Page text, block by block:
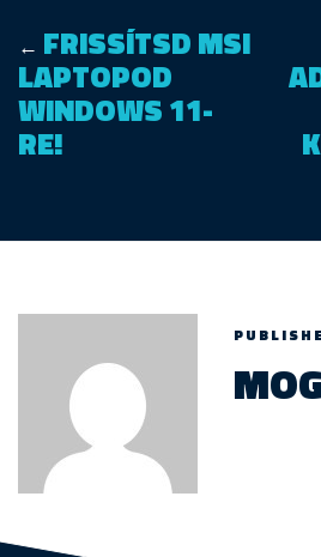
← FRISSÍTSD MSI
LAPTOPOD
WINDOWS 11-
RE!